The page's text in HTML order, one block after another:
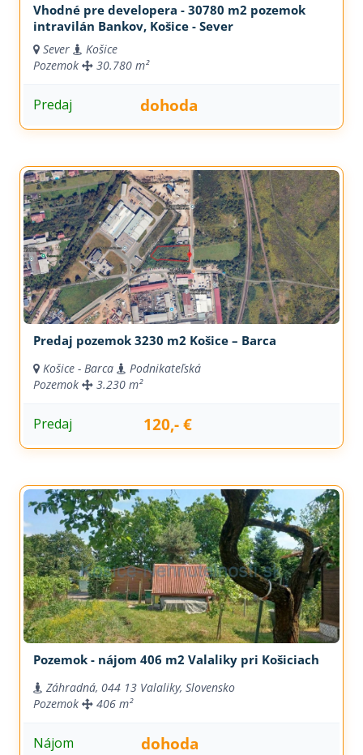
Vhodné pre developera - 30780 m2 pozemok
intravilán Bankov, Košice - Sever
Sever
Košice
Pozemok
30.780 m²
Predaj dohoda
Predaj pozemok 3230 m2 Košice – Barca
Košice - Barca
Podnikateľská
Pozemok
3.230 m²
Predaj 120,- €
Pozemok - nájom 406 m2 Valaliky pri Košiciach
Záhradná, 044 13 Valaliky, Slovensko
Pozemok
406 m²
Nájom dohoda